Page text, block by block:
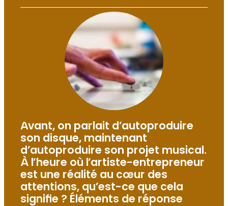
Avant, on parlait d’autoproduire
son disque, maintenant
d’autoproduire son projet musical.
À l’heure où l’artiste-entrepreneur
est une réalité au cœur des
attentions, qu’est-ce que cela
signifie ? Éléments de réponse